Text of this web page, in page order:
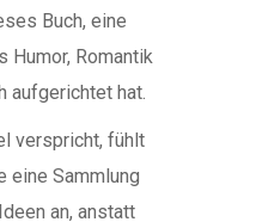
Buch, eine
Humor, Romantik
aufgerichtet hat.
verspricht, fühlt
eine Sammlung
an, anstatt